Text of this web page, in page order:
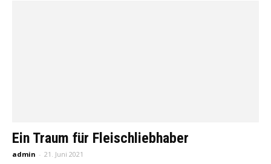
Ein Traum für Fleischliebhaber
admin - 21. Juni 2021